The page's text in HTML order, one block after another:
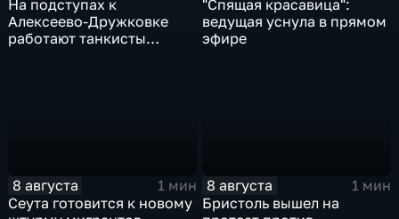
На подступах к
Алексеево-Дружковке
работают танкисты
"Спящая красавица":
ведущая уснула в прямом
эфире
8 августа
1 мин
Сеута готовится к новому
8 августа
1 мин
Бристоль вышел на